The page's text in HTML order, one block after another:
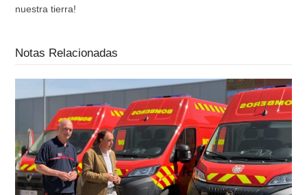
nuestra tierra!
Notas Relacionadas